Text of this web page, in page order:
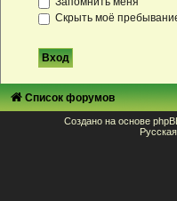
Скрыть моё
Список форумов
Создано на основе